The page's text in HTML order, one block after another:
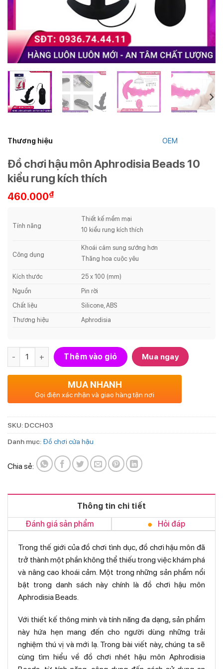
Thương hiệu OEM
Đồ chơi hậu môn Aphrodisia Beads 10
kiểu rung kích thích
460.000₫
Tính năng
Thiết kế mềm mại
10 kiểu rung kích thích
Công dụng
Khoái cảm sung sướng hơn
Thăng hoa cuộc yêu
Kích thước
25 x 100 (mm)
Nguồn
Pin rời
Chất liệu
Silicone, ABS
Thương hiệu
Aphrodisia
Số lượng Thêm vào giỏ Mua ngay
MUA NHANH
Gọi điện xác nhận và giao hàng tận nơi
SKU: DCCH03
Danh mục: Đồ chơi cửa hậu
Chia sẻ:
Thông tin chi tiết
Đánh giá sản phẩm
Hỏi đáp
Trong thế giới của đồ chơi tình dục, đồ chơi hậu môn đã
trở thành một phần không thể thiếu trong việc khám phá
và nâng cao khoái cảm. Một trong những sản phẩm nổi
bật trong danh sách này chính là đồ chơi hậu môn
Aphrodisia Beads.
Với thiết kế thông minh và tính năng đa dạng, sản phẩm
này hứa hẹn mang đến cho người dùng những trải
nghiệm thú vị và mới lạ. Trong bài viết này, chúng ta sẽ
cùng tìm hiểu về đồ chơi nhét hậu môn Aphrodisia